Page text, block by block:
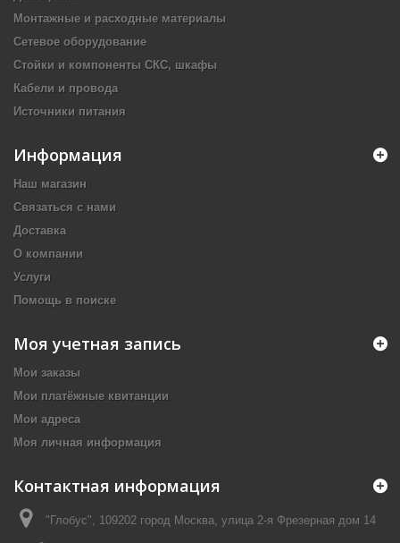
Монтажные и расходные материалы
Сетевое оборудование
Стойки и компоненты СКС, шкафы
Кабели и провода
Источники питания
Информация
Наш магазин
Связаться с нами
Доставка
О компании
Услуги
Помощь в поиске
Моя учетная запись
Мои заказы
Мои платёжные квитанции
Мои адреса
Моя личная информация
Контактная информация
"Глобус", 109202 город Москва, улица 2-я Фрезерная дом 14